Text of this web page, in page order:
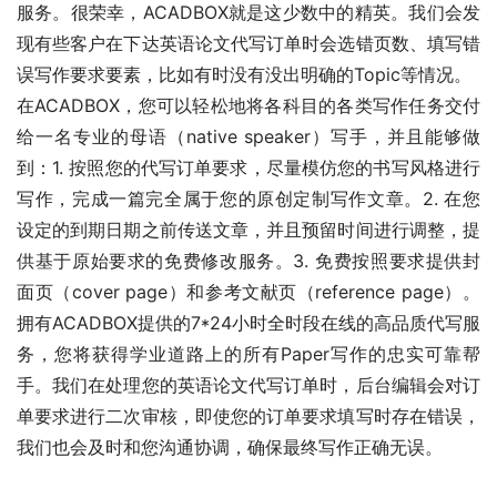
服务。很荣幸，ACADBOX就是这少数中的精英。我们会发
现有些客户在下达英语论文代写订单时会选错页数、填写错
误写作要求要素，比如有时没有没出明确的Topic等情况。
在ACADBOX，您可以轻松地将各科目的各类写作任务交付
给一名专业的母语（native speaker）写手，并且能够做
到：1. 按照您的代写订单要求，尽量模仿您的书写风格进行
写作，完成一篇完全属于您的原创定制写作文章。2. 在您
设定的到期日期之前传送文章，并且预留时间进行调整，提
供基于原始要求的免费修改服务。3. 免费按照要求提供封
面页（cover page）和参考文献页（reference page）。
拥有ACADBOX提供的7*24小时全时段在线的高品质代写服
务，您将获得学业道路上的所有Paper写作的忠实可靠帮
手。我们在处理您的英语论文代写订单时，后台编辑会对订
单要求进行二次审核，即使您的订单要求填写时存在错误，
我们也会及时和您沟通协调，确保最终写作正确无误。